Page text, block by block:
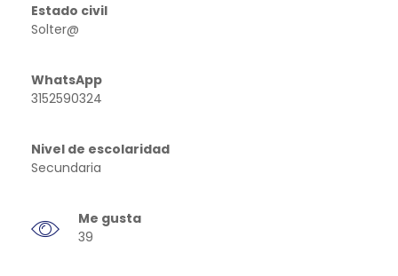
Estado civil
Solter@
WhatsApp
3152590324
Nivel de escolaridad
Secundaria
Me gusta
39